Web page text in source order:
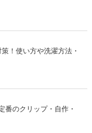
！使い方や洗濯方法・
番のクリップ・自作・